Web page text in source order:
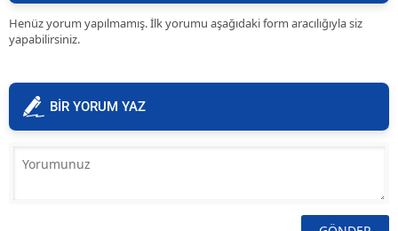
Henüz yorum yapılmamış. İlk yorumu aşağıdaki form aracılığıyla siz
yapabilirsiniz.
BİR YORUM YAZ